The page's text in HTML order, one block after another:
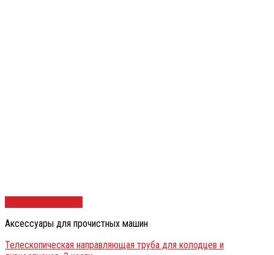
Аксессуары для прочистных машин
Телескопическая направляющая труба для колодцев и